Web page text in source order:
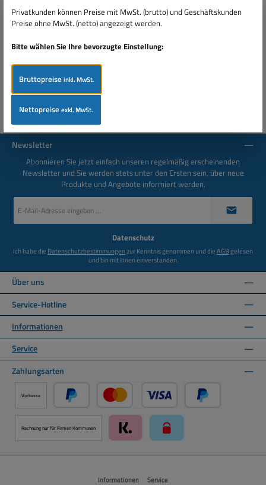
Hochwertiges M12 Objektiv Fixfocus für Kameramodule,
Platinenkameras, IP Kamras, AHD, TVI, CVI, SDI Kameras
usw. für alle Ka…
Mehr
Newsletter
Abonnieren Sie jetzt einfach unseren regelmäßig erscheinenden
Newsletter und Sie werden stets unter den Ersten sein, über neue
Produkte und Angebote informiert werden.
Mail-
Datenschutz
Ich habe die Datenschutzbestimmungenzur Kenntnis genommen und dieAGBgelesen
und bin mit ihnen einverstanden.
Über uns
Service-Hotline
Informationen
Service
Zahlungsarten
Vorkasse
PayPal Kredit- oder Debitkarte über PayPal
Rechnung nur für Firmen Kommunen
Informationen Service
Privatkunden können Preise mit MwSt. (brutto) und Geschäftskunden
Preise ohne MwSt. (netto) angezeigt werden.
Bitte wählen Sie Ihre bevorzugte Einstellung:
Bruttopreiseinkl. MwSt.
Nettopreiseexkl. MwSt.